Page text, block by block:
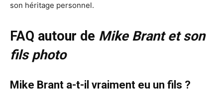
son héritage personnel.
FAQ autour de Mike Brant et son
fils photo
Mike Brant a-t-il vraiment eu un fils ?